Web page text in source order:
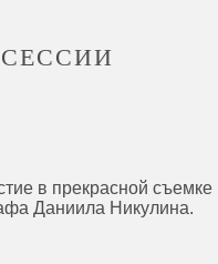
в прекрасной съемке
Даниила Никулина.